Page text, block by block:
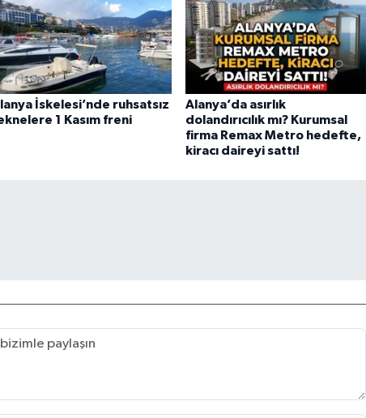
İskelesi’nde ruhsatsız
1 Kasım freni
Alanya’da asırlık
dolandırıcılık mı? Kurumsal
firma Remax Metro hedefte,
kiracı daireyi sattı!